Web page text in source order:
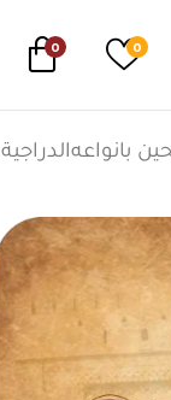
0
0
بانواعهالدراجية